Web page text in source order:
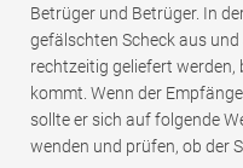
Betrüger und Betrüger. In
gefälschten Scheck aus
rechtzeitig geliefert werden,
kommt. Wenn der
sollte er sich auf folgende
wenden und prüfen, ob der